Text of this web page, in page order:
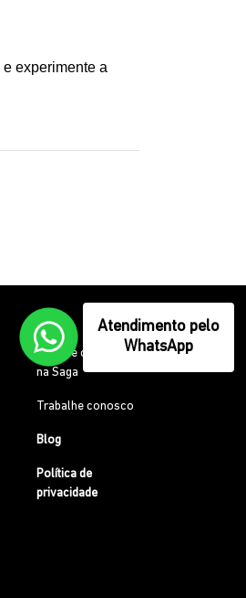
Por que comprar
na Saga
Trabalhe conosco
Blog
Política de
privacidade
Atendimento pelo
WhatsApp